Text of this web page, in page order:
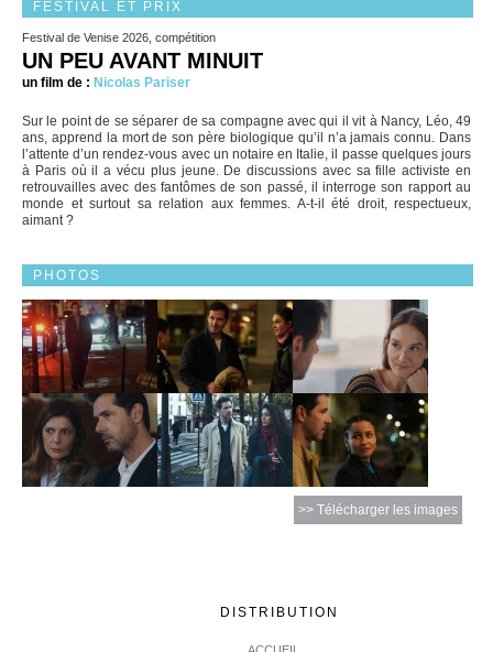
FESTIVAL ET PRIX
Festival de Venise 2026, compétition
UN PEU AVANT MINUIT
un film de : Nicolas Pariser
Sur le point de se séparer de sa compagne avec qui il vit à Nancy, Léo, 49
ans, apprend la mort de son père biologique qu’il n’a jamais connu. Dans
l’attente d’un rendez-vous avec un notaire en Italie, il passe quelques jours
à Paris où il a vécu plus jeune. De discussions avec sa fille activiste en
retrouvailles avec des fantômes de son passé, il interroge son rapport au
monde et surtout sa relation aux femmes. A-t-il été droit, respectueux,
aimant ?
PHOTOS
>> Télécharger les images
DISTRIBUTION